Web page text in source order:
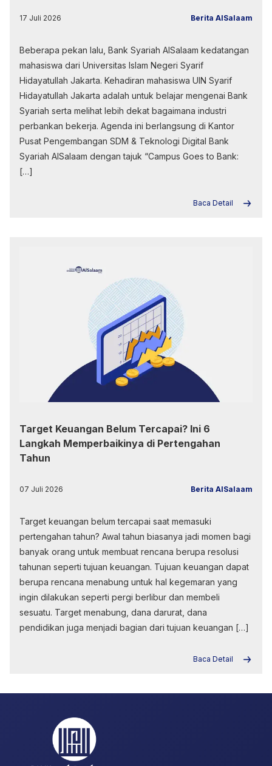
17 Juli 2026 Berita AlSalaam
Beberapa pekan lalu, Bank Syariah AlSalaam kedatangan
mahasiswa dari Universitas Islam Negeri Syarif
Hidayatullah Jakarta. Kehadiran mahasiswa UIN Syarif
Hidayatullah Jakarta adalah untuk belajar mengenai Bank
Syariah serta melihat lebih dekat bagaimana industri
perbankan bekerja. Agenda ini berlangsung di Kantor
Pusat Pengembangan SDM & Teknologi Digital Bank
Syariah AlSalaam dengan tajuk “Campus Goes to Bank:
[…]
Baca Detail
Target Keuangan Belum Tercapai? Ini 6
Langkah Memperbaikinya di Pertengahan
Tahun
07 Juli 2026 Berita AlSalaam
Target keuangan belum tercapai saat memasuki
pertengahan tahun? Awal tahun biasanya jadi momen bagi
banyak orang untuk membuat rencana berupa resolusi
tahunan seperti tujuan keuangan. Tujuan keuangan dapat
berupa rencana menabung untuk hal kegemaran yang
ingin dilakukan seperti pergi berlibur dan membeli
sesuatu. Target menabung, dana darurat, dana
pendidikan juga menjadi bagian dari tujuan keuangan […]
Baca Detail